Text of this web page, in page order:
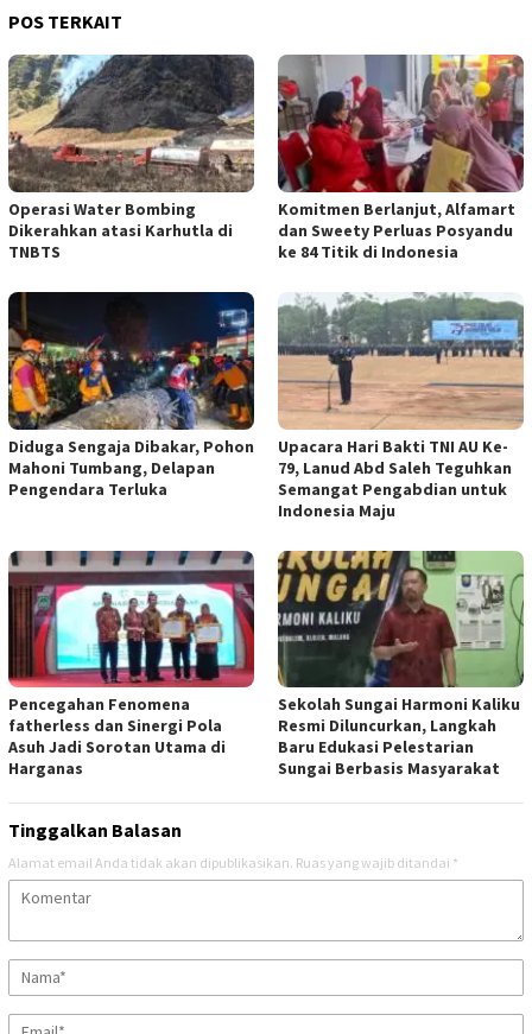
POS TERKAIT
Operasi Water Bombing
Dikerahkan atasi Karhutla di
TNBTS
Komitmen Berlanjut, Alfamart
dan Sweety Perluas Posyandu
ke 84 Titik di Indonesia
Diduga Sengaja Dibakar, Pohon
Mahoni Tumbang, Delapan
Pengendara Terluka
Upacara Hari Bakti TNI AU Ke-
79, Lanud Abd Saleh Teguhkan
Semangat Pengabdian untuk
Indonesia Maju
Pencegahan Fenomena
fatherless dan Sinergi Pola
Asuh Jadi Sorotan Utama di
Harganas
Sekolah Sungai Harmoni Kaliku
Resmi Diluncurkan, Langkah
Baru Edukasi Pelestarian
Sungai Berbasis Masyarakat
Tinggalkan Balasan
Alamat email Anda tidak akan dipublikasikan. Ruas yang wajib ditandai *